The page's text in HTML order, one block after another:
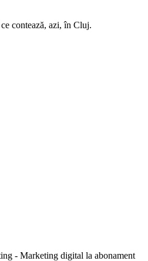
contează, azi, în Cluj.
- Marketing digital la abonament